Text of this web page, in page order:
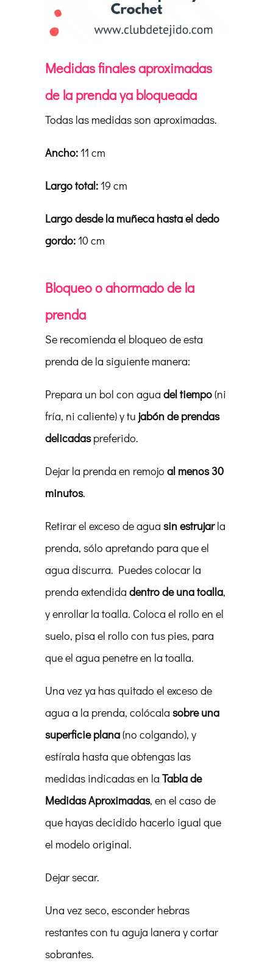
Medidas finales aproximadas
de la prenda ya bloqueada
Todas las medidas son aproximadas.
Ancho: 11 cm
Largo total: 19 cm
Largo desde la muñeca hasta el dedo
gordo: 10 cm
Bloqueo o ahormado de la
prenda
Se recomienda el bloqueo de esta
prenda de la siguiente manera:
Prepara un bol con agua del tiempo(ni
fría, ni caliente) y tu jabón de prendas
delicadaspreferido.
Dejar la prenda en remojo al menos 30
minutos.
Retirar el exceso de agua sin estrujarla
prenda, sólo apretando para que el
agua discurra. Puedes colocar la
prenda extendida dentro de una toalla,
y enrollar la toalla. Coloca el rollo en el
suelo, pisa el rollo con tus pies, para
que el agua penetre en la toalla.
Una vez ya has quitado el exceso de
agua a la prenda, colócala sobre una
superficie plana(no colgando), y
estírala hasta que obtengas las
medidas indicadas en la Tabla de
Medidas Aproximadas, en el caso de
que hayas decidido hacerlo igual que
el modelo original.
Dejar secar.
Una vez seco, esconder hebras
restantes con tu aguja lanera y cortar
sobrantes.